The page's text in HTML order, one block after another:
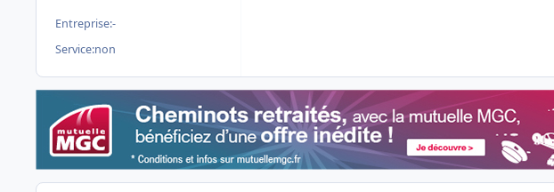
Entreprise:-
Service:non